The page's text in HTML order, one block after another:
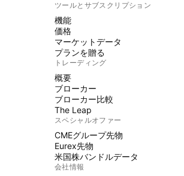
ツールとサブスクリプション
機能
価格
マーケットデータ
プランを贈る
トレーディング
概要
ブローカー
ブローカー比較
The Leap
スペシャルオファー
CMEグループ先物
Eurex先物
米国株バンドルデータ
会社情報